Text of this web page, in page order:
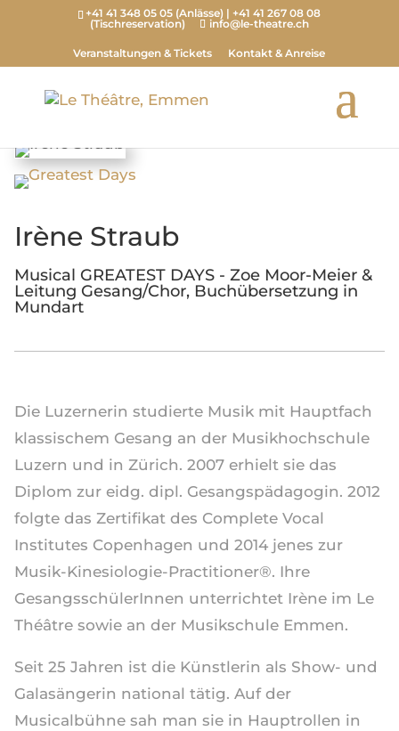
+41 41 348 05 05 (Anlässe) | +41 41 267 08 08
(Tischreservation)
info@le-theatre.ch
Veranstaltungen & Tickets Kontakt & Anreise
Irène Straub
Musical GREATEST DAYS - Zoe Moor-Meier &
Leitung Gesang/Chor, Buchübersetzung in
Mundart
Die Luzernerin studierte Musik mit Hauptfach
klassischem Gesang an der Musikhochschule
Luzern und in Zürich. 2007 erhielt sie das
Diplom zur eidg. dipl. Gesangspädagogin. 2012
folgte das Zertifikat des Complete Vocal
Institutes Copenhagen und 2014 jenes zur
Musik-Kinesiologie-Practitioner®. Ihre
GesangsschülerInnen unterrichtet Irène im Le
Théâtre sowie an der Musikschule Emmen.
Seit 25 Jahren ist die Künstlerin als Show- und
Galasängerin national tätig. Auf der
Musicalbühne sah man sie in Hauptrollen in